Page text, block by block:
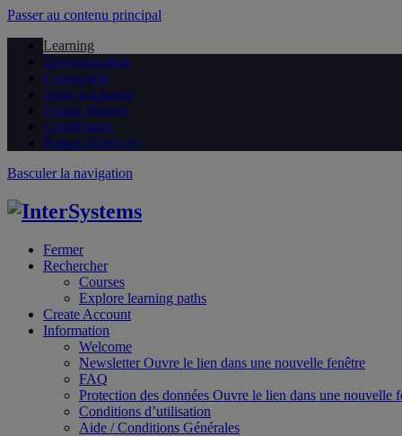
Passer au contenu principal
Learning
Documentation
Community
Open Exchange
Global Masters
Certification
Partner Directory
Basculer la navigation
Fermer
Rechercher
Courses
Explore learning paths
Create Account
Information
Welcome
NewsletterOuvre le lien dans une nouvelle fenêtre
FAQ
Protection des données Ouvre le lien dans une nouvelle
Conditions d’utilisation
Aide / Conditions Générales